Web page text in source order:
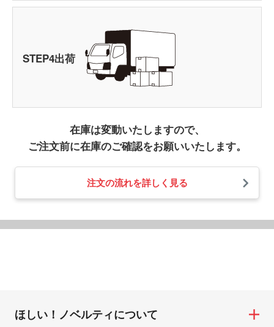
STEP4出荷
在庫は変動いたしますので、
ご注文前に在庫のご確認をお願いいたします。
注文の流れを詳しく見る
ほしい！ノベルティについて